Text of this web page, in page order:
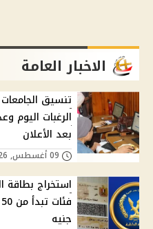
الاخبار العامة
الرغبات اليوم
بعد الأعلان
جنيه